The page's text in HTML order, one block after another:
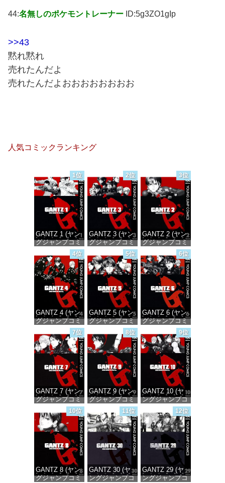
44:名無しのポケモントレーナー ID:5g3ZO1gIp
>>43
黙れ黙れ
売れたんだよ
売れたんだよおおおおおおおお
人気コミックランキング
1位
GANTZ 1 (ヤン
グジャンプコミ
ックスDIGITAL)
価格：¥100
2位
GANTZ 3 (ヤン
グジャンプコミ
ックスDIGITAL)
価格：¥100
3位
GANTZ 2 (ヤン
グジャンプコミ
ックスDIGITAL)
価格：¥100
4位
GANTZ 4 (ヤン
グジャンプコミ
ックスDIGITAL)
価格：¥100
5位
GANTZ 5 (ヤン
グジャンプコミ
ックスDIGITAL)
価格：¥100
6位
GANTZ 6 (ヤン
グジャンプコミ
ックスDIGITAL)
価格：¥100
7位
GANTZ 7 (ヤン
グジャンプコミ
ックスDIGITAL)
価格：¥100
8位
GANTZ 9 (ヤン
グジャンプコミ
ックスDIGITAL)
価格：¥100
9位
GANTZ 10 (ヤ
ングジャンプコ
DIGITAL)
価格：¥100
10位
GANTZ 8 (ヤン
グジャンプコミ
11位
GANTZ 30 (ヤ
ングジャンプコ
12位
GANTZ 29 (ヤ
ングジャンプコ